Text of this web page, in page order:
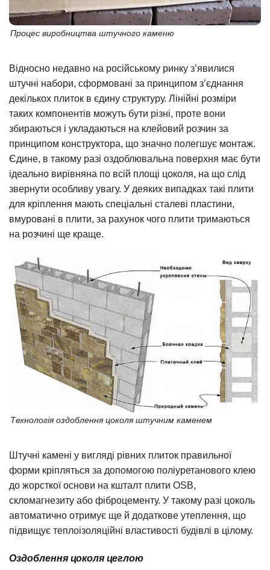
Процес виробництва штучного каменю
Відносно недавно на російському ринку з’явилися
штучні набори, сформовані за принципом з’єднання
декількох плиток в єдину структуру. Лінійні розміри
таких компонентів можуть бути різні, проте вони
збираються і укладаються на клейовий розчин за
принципом конструктора, що значно полегшує монтаж.
Єдине, в такому разі оздоблювальна поверхня має бути
ідеально вирівняна по всій площі цоколя, на що слід
звернути особливу увагу. У деяких випадках такі плити
для кріплення мають спеціальні сталеві пластини,
вмуровані в плити, за рахунок чого плити тримаються
на розчині ще краще.
Технологія оздоблення цоколя штучним каменем
Штучні камені у вигляді рівних плиток правильної
форми кріпляться за допомогою поліуретанового клею
до жорсткої основи на кшталт плити OSB,
скломагнезиту або фіброцементу. У такому разі цоколь
автоматично отримує ще й додаткове утеплення, що
підвищує теплоізоляційні властивості будівлі в цілому.
Оздоблення цоколя цеглою